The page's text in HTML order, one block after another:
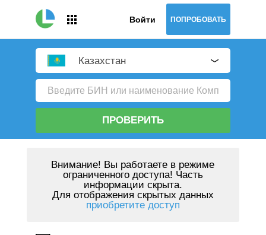
Войти ПОПРОБОВАТЬ
Казахстан
ПРОВЕРИТЬ
Внимание! Вы работаете в режиме
ограниченного доступа! Часть
информации скрыта.
Для отображения скрытых данных
приобретите доступ